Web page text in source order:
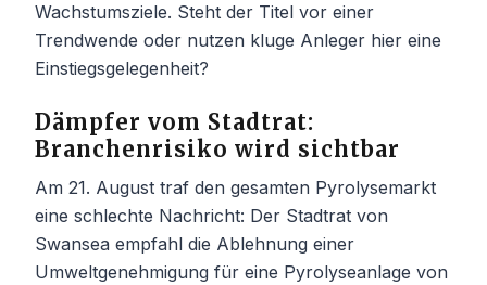
Wachstumsziele. Steht der Titel vor einer
Trendwende oder nutzen kluge Anleger hier eine
Einstiegsgelegenheit?
Dämpfer vom Stadtrat:
Branchenrisiko wird sichtbar
Am 21. August traf den gesamten Pyrolysemarkt
eine schlechte Nachricht: Der Stadtrat von
Swansea empfahl die Ablehnung einer
Umweltgenehmigung für eine Pyrolyseanlage von